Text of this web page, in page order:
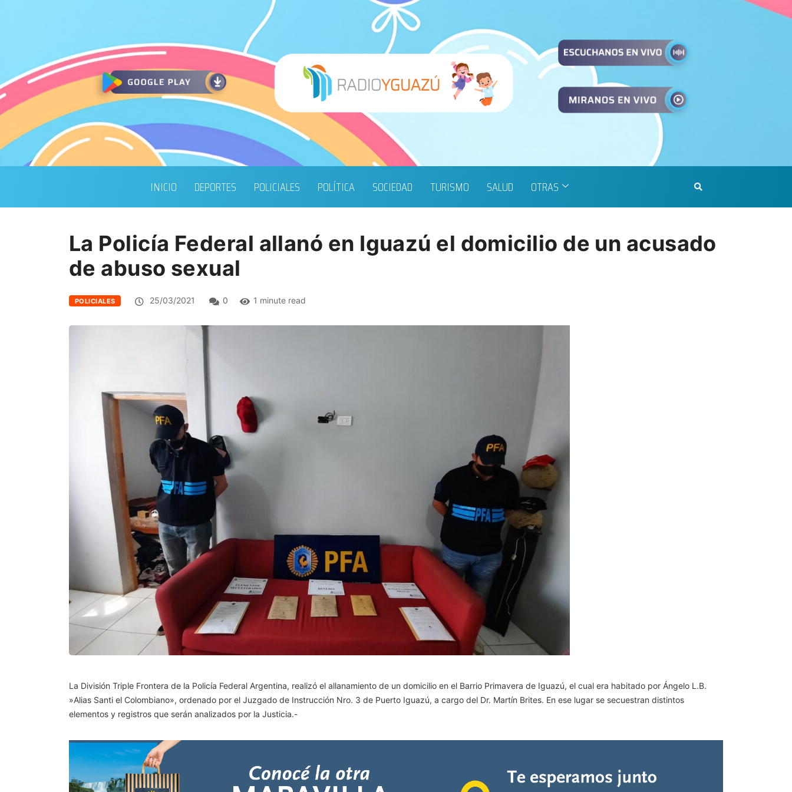
INICIO DEPORTES POLICIALES POLÍTICA SOCIEDAD TURISMO SALUD OTRAS
La Policía Federal allanó en Iguazú el domicilio de un acusado
de abuso sexual
POLICIALES 25/03/2021 0 1 minute read
La División Triple Frontera de la Policía Federal Argentina, realizó el allanamiento de un domicilio en el Barrio Primavera de Iguazú, el cual era habitado por Ángelo L.B.
»Alias Santi el Colombiano», ordenado por el Juzgado de Instrucción Nro. 3 de Puerto Iguazú, a cargo del Dr. Martín Brites. En ese lugar se secuestran distintos
elementos y registros que serán analizados por la Justicia.-